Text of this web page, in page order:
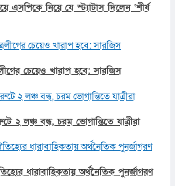
এসপিকে নিয়ে যে স্ট্যাটাস দিলেন ‘শীর্ষ
চেয়েও খারাপ হবে: সারজিস
২ লঞ্চ বন্ধ, চরম ভোগান্তিতে যাত্রীরা
ধারাবাহিকতায় অর্থনৈতিক পুনর্জাগরণ